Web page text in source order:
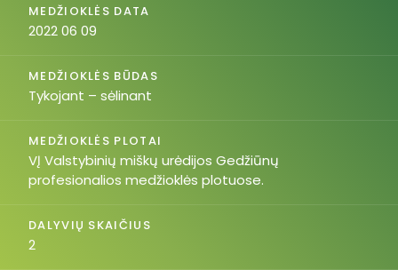
MEDŽIOKLĖS DATA
2022 06 09
MEDŽIOKLĖS BŪDAS
Tykojant – sėlinant
MEDŽIOKLĖS PLOTAI
VĮ Valstybinių miškų urėdijos Gedžiūnų
profesionalios medžioklės plotuose.
DALYVIŲ SKAIČIUS
2